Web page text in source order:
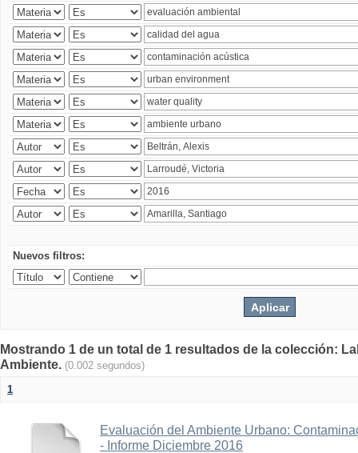
Nuevos filtros:
Mostrando 1 de un total de 1 resultados de la colección:
Ambiente. (0.002 segundos)
1
Evaluación del Ambiente Urbano:
- Informe Diciembre 2016